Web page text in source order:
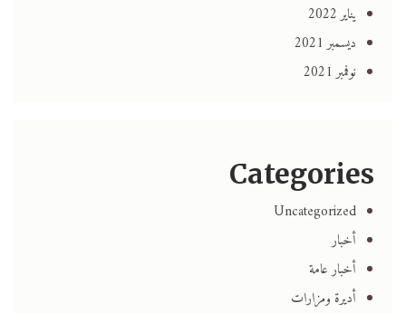
يناير 2022
ديسمبر 2021
نوفمبر 2021
Categories
Uncategorized
أخبار
أخبار عامة
أديرة ومزارات